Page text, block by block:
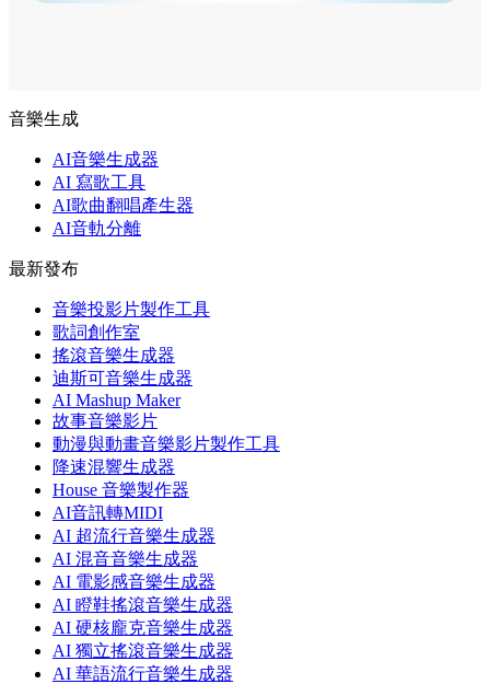
音樂生成
AI音樂生成器
AI 寫歌工具
AI歌曲翻唱產生器
AI音軌分離
最新發布
音樂投影片製作工具
歌詞創作室
搖滾音樂生成器
迪斯可音樂生成器
AI Mashup Maker
故事音樂影片
動漫與動畫音樂影片製作工具
降速混響生成器
House 音樂製作器
AI音訊轉MIDI
AI 超流行音樂生成器
AI 混音音樂生成器
AI 電影感音樂生成器
AI 瞪鞋搖滾音樂生成器
AI 硬核龐克音樂生成器
AI 獨立搖滾音樂生成器
AI 華語流行音樂生成器